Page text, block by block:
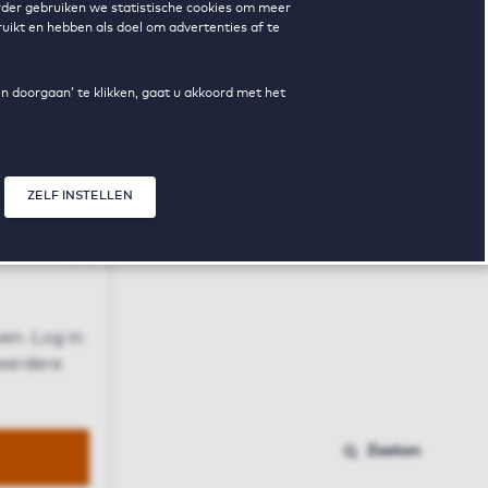
gebruiken we statistische cookies om meer
en hebben als doel om advertenties af te
doorgaan’ te klikken, gaat u akkoord met het
ZELF INSTELLEN
Log in
Zoeken